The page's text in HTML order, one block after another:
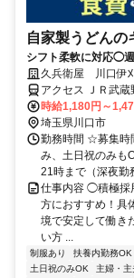
自家製うどんの
シフト柔軟に対応◯
かない（食事補助）
久兵衛屋 川口伊
アクセス ＪＲ武
歩約41分、ＪＲ武
時給1,180円～
埼玉県川口市
勤務時間 ☆募集
み、土日祝のみも
21時まで（深夜勤
仕事内容 ◯積極採
方におすすめ！具
境で安定して働き
い方 ...
制服あり 扶養内勤務OK
土日祝のみOK
主婦・主